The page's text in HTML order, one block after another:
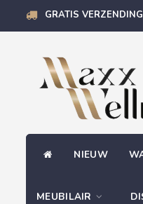
GRATIS
NIEUW
MEUBILAIR